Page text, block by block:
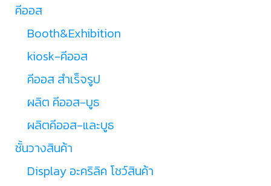
คีออส
Booth&Exhibition
kiosk-คีออส
คีออส สำเร็จรูป
ผลิต คีออส-บูธ
ผลิตคีออส-และบูธ
ชั้นวางสินค้า
Display อะคริลิค โชว์สินค้า